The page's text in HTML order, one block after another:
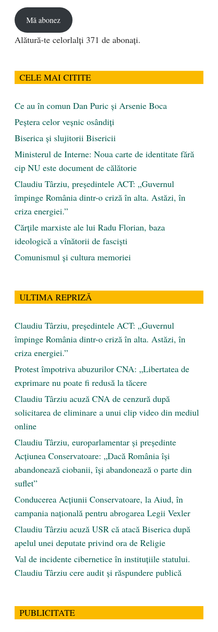
Mă abonez
Alătură-te celorlalți 371 de abonați.
CELE MAI CITITE
Ce au în comun Dan Puric şi Arsenie Boca
Peştera celor veşnic osândiţi
Biserica și slujitorii Bisericii
Ministerul de Interne: Noua carte de identitate fără
cip NU este document de călătorie
Claudiu Târziu, președintele ACT: „Guvernul
împinge România dintr-o criză în alta. Astăzi, în
criza energiei.”
Cărţile marxiste ale lui Radu Florian, baza
ideologică a vînătorii de fascişti
Comunismul şi cultura memoriei
ULTIMA REPRIZĂ
Claudiu Târziu, președintele ACT: „Guvernul
împinge România dintr-o criză în alta. Astăzi, în
criza energiei.”
Protest împotriva abuzurilor CNA: „Libertatea de
exprimare nu poate fi redusă la tăcere
Claudiu Târziu acuză CNA de cenzură după
solicitarea de eliminare a unui clip video din mediul
online
Claudiu Târziu, europarlamentar și președinte
Acțiunea Conservatoare: „Dacă România își
abandonează ciobanii, își abandonează o parte din
suflet”
Conducerea Acțiunii Conservatoare, la Aiud, în
campania națională pentru abrogarea Legii Vexler
Claudiu Târziu acuză USR că atacă Biserica după
apelul unei deputate privind ora de Religie
Val de incidente cibernetice în instituțiile statului.
Claudiu Târziu cere audit și răspundere publică
PUBLICITATE